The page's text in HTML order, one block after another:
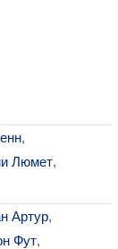
,
Люмет,
Артур,
Фут,